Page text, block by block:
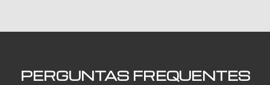
PERGUNTAS FREQUENTES